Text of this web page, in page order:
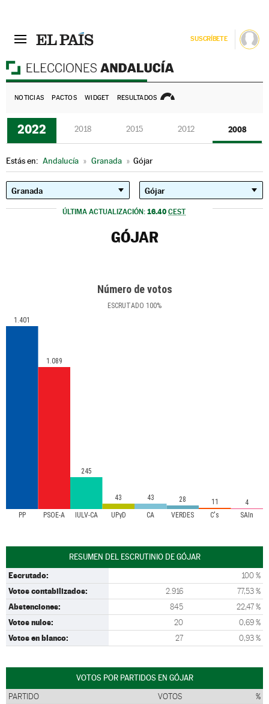
SUSCRÍBETE
NOTICIAS PACTOS WIDGET RESULTADOS
2022 2018 2015 2012 2008
Estás en: Andalucía » Granada » Gójar
ÚLTIMA ACTUALIZACIÓN: 16.40 CEST
GÓJAR
Número de votos
ESCRUTADO 100%
PP PSOE-A IULV-CA UPyD CA VERDES C's SAIn
1.401
1.089
245
43 43 28 11 4
RESUMEN DEL ESCRUTINIO DE GÓJAR
Escrutado: 100 %
Votos contabilizados: 2.916 77,53 %
Abstenciones: 845 22,47 %
Votos nulos: 20 0,69 %
Votos en blanco: 27 0,93 %
VOTOS POR PARTIDOS EN GÓJAR
PARTIDO VOTOS %